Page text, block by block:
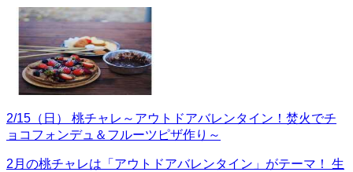
2/15（日） 桃チャレ～アウトドアバレンタイン！焚火でチ
ョコフォンデュ＆フルーツピザ作り～
2月の桃チャレは「アウトドアバレンタイン」がテーマ！ 生